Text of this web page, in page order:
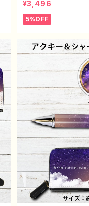
綺麗 人気 イラス
ー 絵師 オリジ
ンケース） 作：
¥3,496
5%OFF